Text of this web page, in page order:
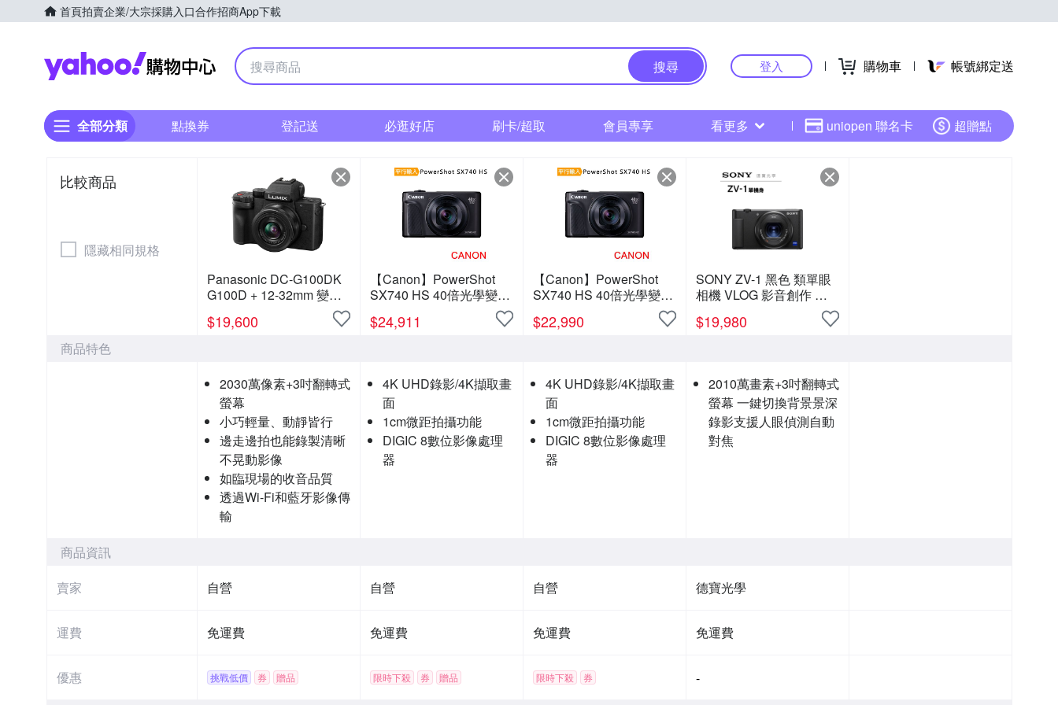
首頁拍賣企業/大宗採購入口合作招商App下載
Yahoo購物中心
搜尋 登入 購物車 帳號綁定送
全部分類 點換券 登記送 必逛好店 刷卡/超取 會員專享 看更多 uniopen 聯名卡 超贈點
比較商品
隱藏相同規格
Panasonic DC-G100DK
G100D + 12-32mm 變焦
$19,600
【Canon】PowerShot
SX740 HS 40倍光學變焦
4K數位相機 (中文平輸)
$24,911
【Canon】PowerShot
SX740 HS 40倍光學變焦
4K數位相機 (中文平輸)
$22,990
SONY ZV-1 黑色 類單眼
相機 VLOG 影音創作 直
播 總代理公司貨 德寶光
學
$19,980
商品特色
2030萬像素+3吋翻轉式
螢幕
小巧輕量、動靜皆行
邊走邊拍也能錄製清晰
不晃動影像
如臨現場的收音品質
透過Wi-Fi和藍牙影像傳
輸
4K UHD錄影/4K擷取畫
面
1cm微距拍攝功能
DIGIC 8數位影像處理
器
4K UHD錄影/4K擷取畫
面
1cm微距拍攝功能
DIGIC 8數位影像處理
器
2010萬畫素+3吋翻轉式
螢幕 一鍵切換背景景深
錄影支援人眼偵測自動
對焦
商品資訊
賣家
自營 自營 自營 德寶光學
運費 免運費 免運費 免運費 免運費
優惠 挑戰低價 券 贈品 限時下殺 券 贈品 限時下殺 券
-